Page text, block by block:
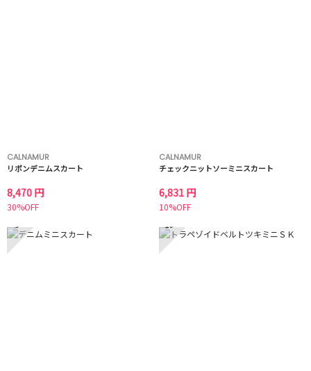
CALNAMUR
リボンデニムスカート
8,470 円
30%OFF
CALNAMUR
チェックニットソーミニスカート
6,831 円
10%OFF
9 10